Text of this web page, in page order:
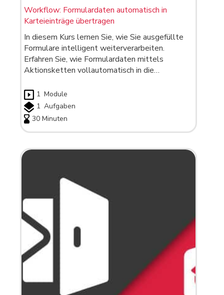
Workflow: Formulardaten automatisch in
Karteieinträge übertragen
In diesem Kurs lernen Sie, wie Sie ausgefüllte
Formulare intelligent weiterverarbeiten.
Erfahren Sie, wie Formulardaten mittels
Aktionsketten vollautomatisch in die…
1 Module
1 Aufgaben
30 Minuten